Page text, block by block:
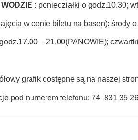
: poniedziałki o godz.10.30;
w cenie biletu na basen): środy
– 21.00(PANOWIE);
grafik dostępne są na naszej
pod numerem telefonu: 74 831 35 26